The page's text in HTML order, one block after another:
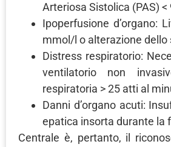
Arteriosa Sistolica (PAS)
Ipoperfusione d’organo:
mmol/l o alterazione
Distress respiratorio:
ventilatorio non
respiratoria > 25 atti al
Danni d’organo acuti:
epatica insorta durante la
Centrale è, pertanto, il